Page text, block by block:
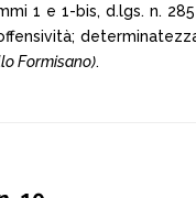
1 e 1-bis, d.lgs. n.
Formisano).